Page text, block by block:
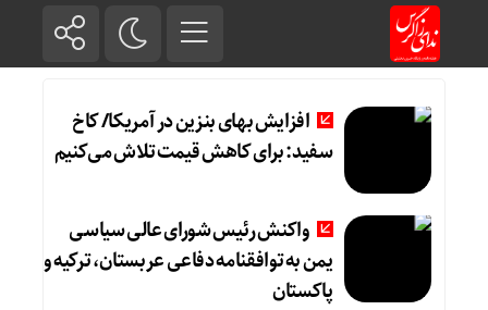
افزایش بهای بنزین در آمریکا/ کاخ
سفید: برای کاهش قیمت تلاش می‌کنیم
واکنش رئیس شورای عالی سیاسی
یمن به توافقنامه دفاعی عربستان، ترکیه و
پاکستان